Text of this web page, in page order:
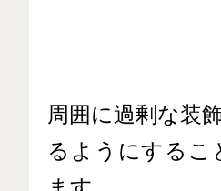
周囲に過剰な装
るようにするこ